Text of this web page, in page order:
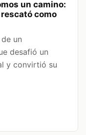
un camino:
como
un
desafió un
y convirtió su